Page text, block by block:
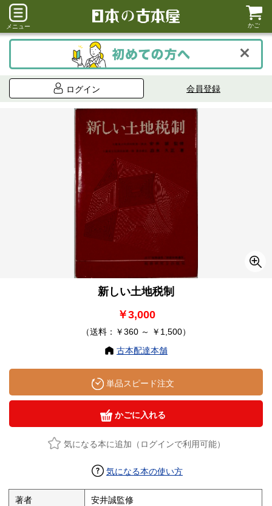
メニュー かご
ログイン 会員登録
新しい土地税制
￥3,000
（送料：￥360 ～ ￥1,500）
古本配達本舗
単品スピード注文
かごに入れる
気になる本に追加（ログインで利用可能）
気になる本の使い方
著者 安井誠監修